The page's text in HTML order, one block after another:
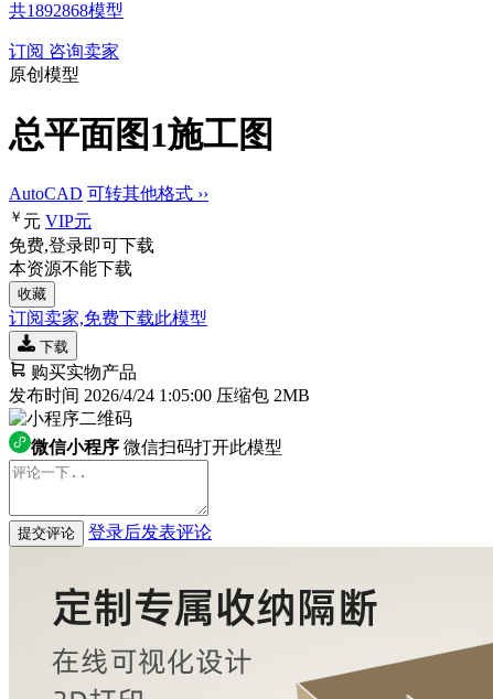
共1892868模型
订阅 咨询卖家
原创模型
总平面图1施工图
AutoCAD 可转其他格式 ››
￥ 元 VIP元
免费,登录即可下载
本资源不能下载
收藏
订阅卖家,免费下载此模型
下载
购买实物产品
发布时间 2026/4/24 1:05:00 压缩包 2MB
微信小程序 微信扫码打开此模型
提交评论 登录后发表评论